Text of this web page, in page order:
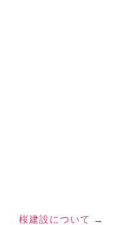
桜建設について →